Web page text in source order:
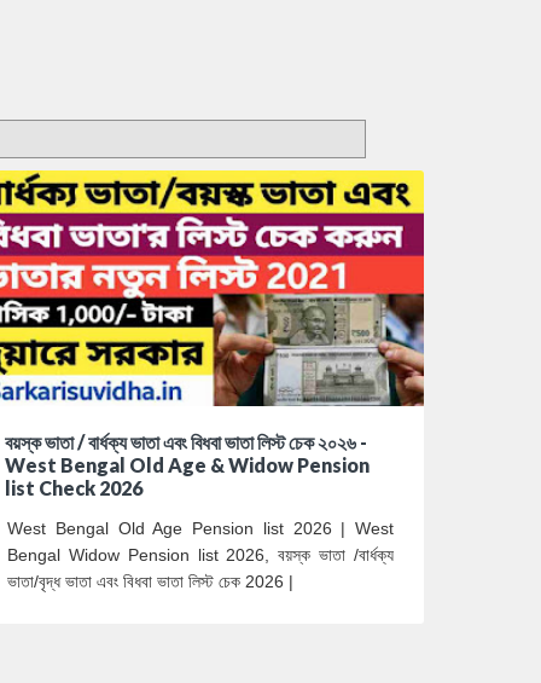
বয়স্ক ভাতা / বার্ধক্য ভাতা এবং বিধবা ভাতা লিস্ট চেক ২০২৬ -
West Bengal Old Age & Widow Pension
list Check 2026
West Bengal Old Age Pension list 2026 | West
Bengal Widow Pension list 2026, বয়স্ক ভাতা /বার্ধক্য
ভাতা/বৃদ্ধ ভাতা এবং বিধবা ভাতা লিস্ট চেক 2026 |